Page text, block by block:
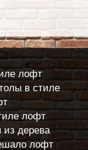
лофт
в стиле
лофт
дерева
лофт